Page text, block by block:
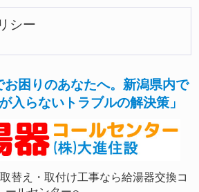
シー
お困りのあなたへ。新潟県内で
入らないトラブルの解決策」
替え・取付け工事なら給湯器交換コ